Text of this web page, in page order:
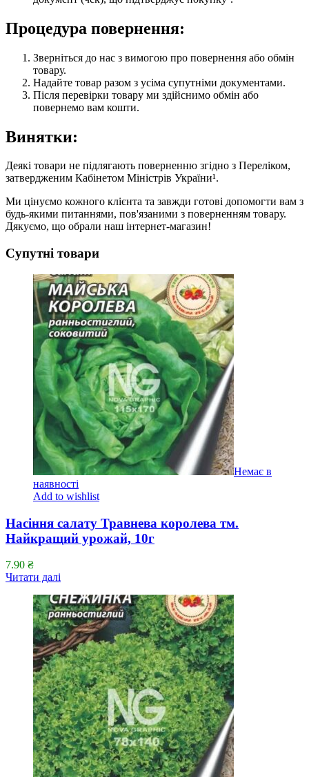
Процедура повернення:
Зверніться до нас з вимогою про повернення або обмін
товару.
Надайте товар разом з усіма супутніми документами.
Після перевірки товару ми здійснимо обмін або
повернемо вам кошти.
Винятки:
Деякі товари не підлягають поверненню згідно з Переліком,
затвердженим Кабінетом Міністрів України¹.
Ми цінуємо кожного клієнта та завжди готові допомогти вам з
будь-якими питаннями, пов'язаними з поверненням товару.
Дякуємо, що обрали наш інтернет-магазин!
Супутні товари
Немає в
наявності
Add to wishlist
Насіння салату Травнева королева тм.
Найкращий урожай, 10г
7.90 ₴
Читати далі